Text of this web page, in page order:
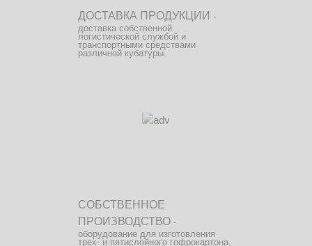
ДОСТАВКА ПРОДУКЦИИ -
доставка собственной
логистической службой и
транспортными средствами
различной кубатуры.
СОБСТВЕННОЕ
ПРОИЗВОДСТВО -
оборудование для изготовления
трех- и пятислойного гофрокартона,